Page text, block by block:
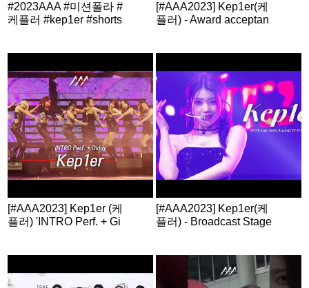
#2023AAA #미션폴라 #
케플러 #kep1er #shorts
[#AAA2023] Kep1er(케
플러) - Award acceptan
[#AAA2023] Kep1er (케
플러) 'INTRO Perf. + Gi
[#AAA2023] Kep1er(케
플러) - Broadcast Stage